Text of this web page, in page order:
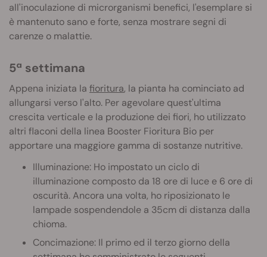
all'inoculazione di microrganismi benefici, l'esemplare si
è mantenuto sano e forte, senza mostrare segni di
carenze o malattie.
5ª settimana
Appena iniziata la fioritura, la pianta ha cominciato ad
allungarsi verso l'alto. Per agevolare quest'ultima
crescita verticale e la produzione dei fiori, ho utilizzato
altri flaconi della linea Booster Fioritura Bio per
apportare una maggiore gamma di sostanze nutritive.
Illuminazione: Ho impostato un ciclo di
illuminazione composto da 18 ore di luce e 6 ore di
oscurità. Ancora una volta, ho riposizionato le
lampade sospendendole a 35cm di distanza dalla
chioma.
Concimazione: Il primo ed il terzo giorno della